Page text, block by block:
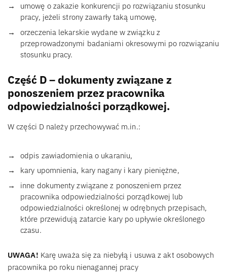
umowę o zakazie konkurencji po rozwiązaniu stosunku
pracy, jeżeli strony zawarły taką umowę,
orzeczenia lekarskie wydane w związku z
przeprowadzonymi badaniami okresowymi po rozwiązaniu
stosunku pracy.
Część D – dokumenty związane z
ponoszeniem przez pracownika
odpowiedzialności porządkowej.
W części D należy przechowywać m.in.:
odpis zawiadomienia o ukaraniu,
kary upomnienia, kary nagany i kary pieniężne,
inne dokumenty związane z ponoszeniem przez
pracownika odpowiedzialności porządkowej lub
odpowiedzialności określonej w odrębnych przepisach,
które przewidują zatarcie kary po upływie określonego
czasu.
UWAGA! Karę uważa się za niebyłą i usuwa z akt osobowych
pracownika po roku nienagannej pracy